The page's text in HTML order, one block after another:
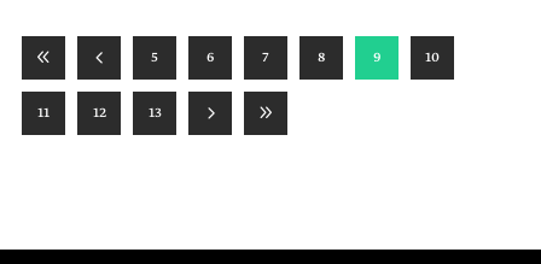
5 6 7 8 9 10
11 12 13